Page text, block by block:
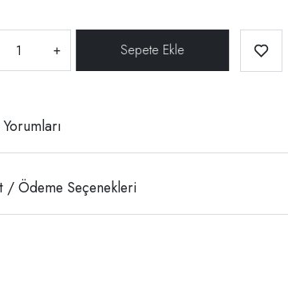
+
/ Ödeme Seçenekleri